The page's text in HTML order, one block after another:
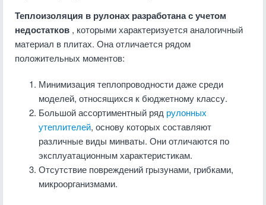
Теплоизоляция в рулонах разработана с учетом
недостатков , которыми характеризуется аналогичный
материал в плитах. Она отличается рядом
положительных моментов:
Минимизация теплопроводности даже среди
моделей, относящихся к бюджетному классу.
Большой ассортиментный ряд рулонных
утеплителей, основу которых составляют
различные виды минваты. Они отличаются по
эксплуатационным характеристикам.
Отсутствие повреждений грызунами, грибками,
микроорганизмами.